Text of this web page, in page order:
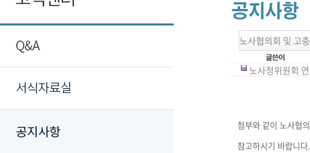
노사협의회 및 고
노사정위원회
첨부와 같이 노사협
참고하시기 바랍니다.